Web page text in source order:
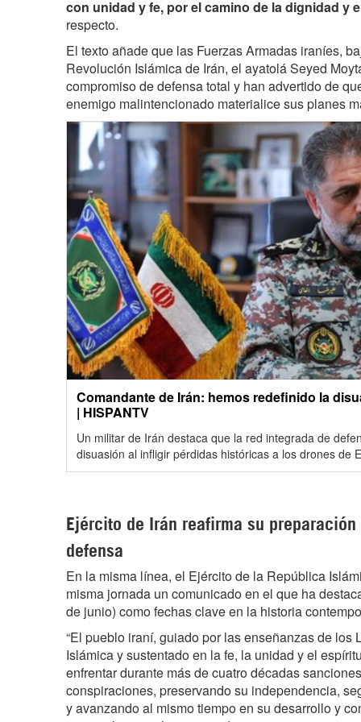
con unidad y fe, por el camino de la dignidad y
respecto.
El texto añade que las Fuerzas Armadas iraníes,
Revolución Islámica de Irán, el ayatolá Seyed
compromiso de defensa total y han advertido de
enemigo malintencionado materialice sus planes
Comandante de Irán: hemos redefinido la
| HISPANTV
Un militar de Irán destaca que la red integrada de
disuasión al infligir pérdidas históricas a los drones de
Ejército de Irán reafirma su preparación
defensa
En la misma línea, el Ejército de la República
misma jornada un comunicado en el que ha
de junio) como fechas clave en la historia
“El pueblo iraní, guiado por las enseñanzas de los
Islámica y sustentado en la fe, la unidad y el
enfrentar durante más de cuatro décadas
conspiraciones, preservando su independencia,
y avanzando al mismo tiempo en su desarrollo y